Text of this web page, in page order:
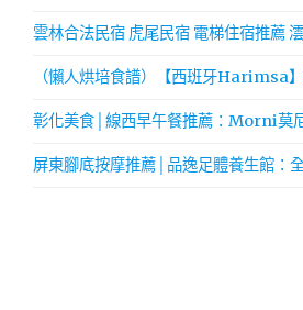
雲林合法民宿 虎尾民宿 電梯住宿推薦
（懶人烘培食譜）【西班牙Harimsa
彰化美食│線西早午餐推薦：Morni莫
屏東腳底按摩推薦│品逸足體養生館：